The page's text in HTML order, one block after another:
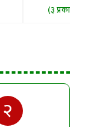
(३ प्रकाशित)
२